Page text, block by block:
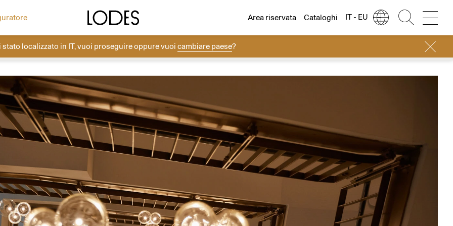
stato localizzato in IT, vuoi proseguire oppure vuoicambiare paese?
Area riservata Cataloghi IT - EU
Italiano
Français
Deutsch
Español
RegioneEuropa
Nord America
Resto del mondo
Lodes→Progetti→Medical Center Lippe